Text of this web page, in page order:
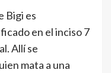
Bigi es
en el inciso 7
Allí se
mata a una